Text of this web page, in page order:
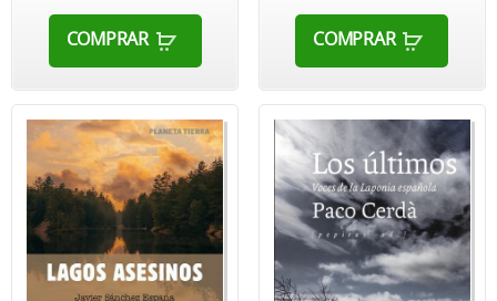
COMPRAR COMPRAR